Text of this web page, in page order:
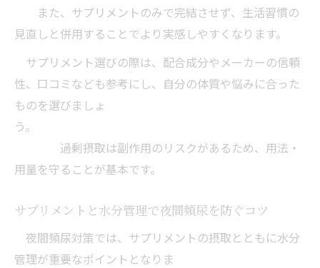
また、サプリメントのみで完結させず、生活習慣の
見直しと併用することでより実感しやすくなります。
サプリメント選びの際は、配合成分やメーカーの信頼
性、口コミなども参考にし、自分の体質や悩みに合った
ものを選びましょ
う。
過剰摂取は副作用のリスクがあるため、用法・
用量を守ることが基本です。
サプリメントと水分管理で夜間頻尿を防ぐコツ
夜間頻尿対策では、サプリメントの摂取とともに水分
管理が重要なポイントとなりま